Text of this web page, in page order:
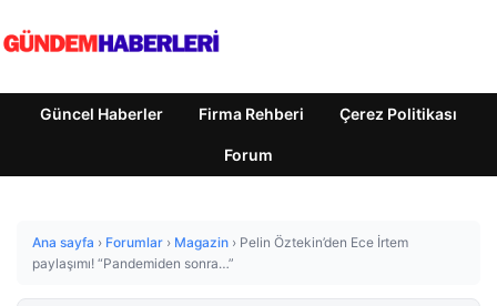
Güncel Haberler Firma Rehberi Çerez Politikası
Forum
Ana sayfa › Forumlar › Magazin › Pelin Öztekin’den Ece İrtem
paylaşımı! “Pandemiden sonra…”